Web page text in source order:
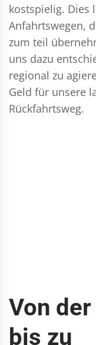
kostspielig. Dies
Anfahrtswegen,
zum teil
uns dazu
regional zu
Geld für unsere
Rückfahrtsweg.
Von
bis zu